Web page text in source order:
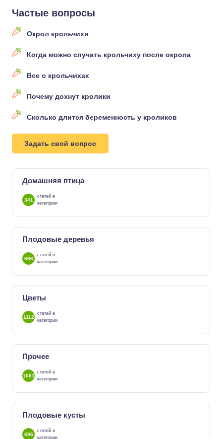
Частые вопросы
Окрол крольчихи
Когда можно случать крольчиху после окрола
Все о крольчихах
Почему дохнут кролики
Сколько длится беременность у кроликов
Задать свой вопрос
Домашняя птица
341
статей в
категории
Плодовые деревья
666
статей в
категории
Цветы
1112
статей в
категории
Прочее
1061
статей в
категории
Плодовые кусты
696
статей в
категории